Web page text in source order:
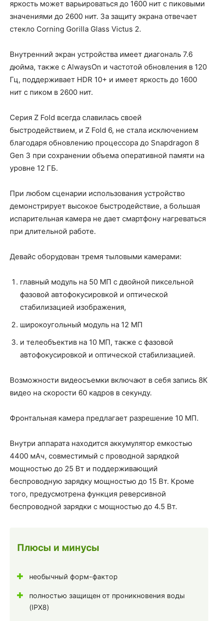
яркость может варьироваться до 1600 нит с пиковыми
значениями до 2600 нит. За защиту экрана отвечает
стекло Corning Gorilla Glass Victus 2.
Внутренний экран устройства имеет диагональ 7.6
дюйма, также с AlwaysOn и частотой обновления в 120
Гц, поддерживает HDR 10+ и имеет яркость до 1600
нит с пиком в 2600 нит.
Серия Z Fold всегда славилась своей
быстродействием, и Z Fold 6, не стала исключением
благодаря обновлению процессора до Snapdragon 8
Gen 3 при сохранении объема оперативной памяти на
уровне 12 ГБ.
При любом сценарии использования устройство
демонстрирует высокое быстродействие, а большая
испарительная камера не дает смартфону нагреваться
при длительной работе.
Девайс оборудован тремя тыловыми камерами:
главный модуль на 50 МП с двойной пиксельной
фазовой автофокусировкой и оптической
стабилизацией изображения,
широкоугольный модуль на 12 МП
и телеобъектив на 10 МП, также с фазовой
автофокусировкой и оптической стабилизацией.
Возможности видеосъемки включают в себя запись 8К
видео на скорости 60 кадров в секунду.
Фронтальная камера предлагает разрешение 10 МП.
Внутри аппарата находится аккумулятор емкостью
4400 мАч, совместимый с проводной зарядкой
мощностью до 25 Вт и поддерживающий
беспроводную зарядку мощностью до 15 Вт. Кроме
того, предусмотрена функция реверсивной
беспроводной зарядки с мощностью до 4.5 Вт.
Плюсы и минусы
необычный форм-фактор
полностью защищен от проникновения воды
(IPX8)